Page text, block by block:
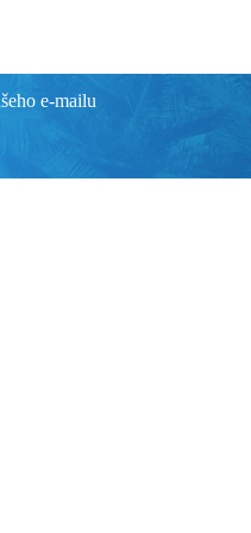
kategorie
m od centra střediska a 300
restaurace, 2
e-mailu